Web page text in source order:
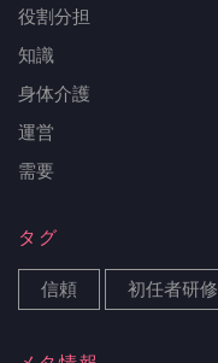
役割分担
知識
身体介護
運営
需要
タグ
信頼 初任者研修